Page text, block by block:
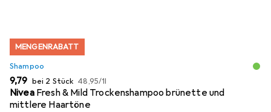
MENGENRABATT
Shampoo
EUR
9,79 bei 2 Stück EUR
48,95/1l
Nivea Fresh & Mild Trockenshampoo brünette und
mittlere Haartöne